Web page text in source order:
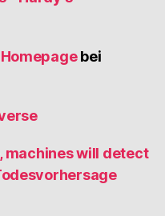
bei
machines will detect